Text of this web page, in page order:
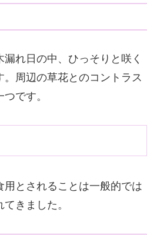
れ日の中、ひっそりと咲く
周辺の草花とのコントラス
です。
用とされることは一般的では
きました。